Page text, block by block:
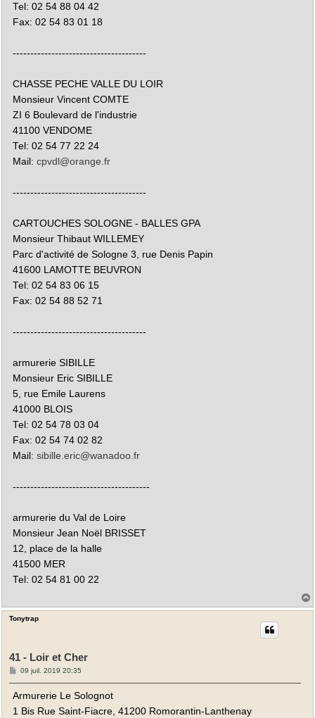
Tel: 02 54 88 04 42
Fax: 02 54 83 01 18
--------------------------------------
CHASSE PECHE VALLE DU LOIR
Monsieur Vincent COMTE
ZI 6 Boulevard de l'industrie
41100 VENDOME
Tel: 02 54 77 22 24
Mail: cpvdl@orange.fr
--------------------------------------
CARTOUCHES SOLOGNE - BALLES GPA
Monsieur Thibaut WILLEMEY
Parc d'activité de Sologne 3, rue Denis Papin
41600 LAMOTTE BEUVRON
Tel: 02 54 83 06 15
Fax: 02 54 88 52 71
--------------------------------------
armurerie SIBILLE
Monsieur Eric SIBILLE
5, rue Emile Laurens
41000 BLOIS
Tel: 02 54 78 03 04
Fax: 02 54 74 02 82
Mail: sibille.eric@wanadoo.fr
---------------------------------------
armurerie du Val de Loire
Monsieur Jean Noël BRISSET
12, place de la halle
41500 MER
Tel: 02 54 81 00 22
Tonytrap
41 - Loir et Cher
M
s
g
09 juil. 2019 20:35
Armurerie Le Solognot
1 Bis Rue Saint-Fiacre, 41200 Romorantin-Lanthenay